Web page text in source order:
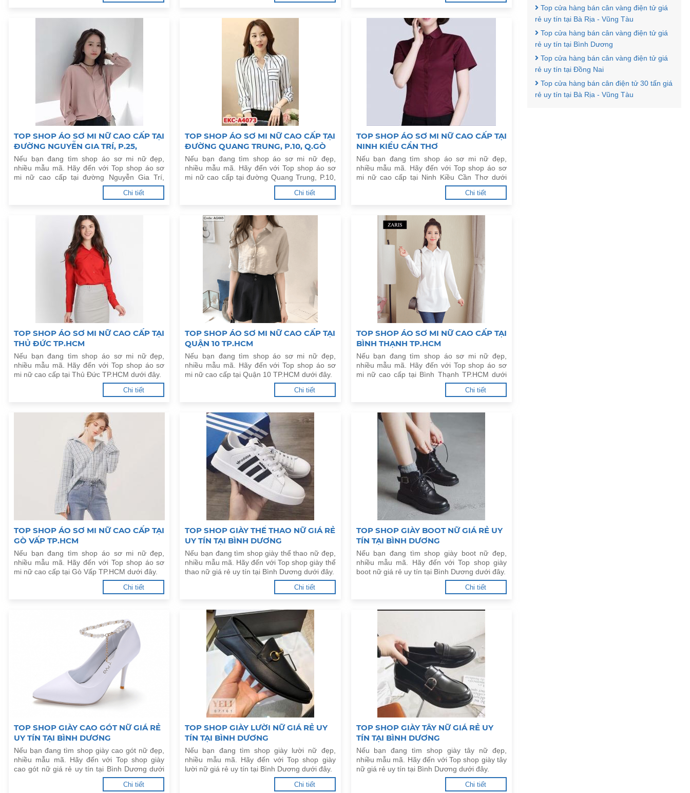
TOP SHOP ÁO SƠ MI NỮ CAO CẤP TẠI
ĐƯỜNG NGUYỄN GIA TRÍ, P.25,
Q.BÌNH THẠNH
Nếu bạn đang tìm shop áo sơ mi nữ đẹp,
nhiều mẫu mã. Hãy đến với Top shop áo sơ
mi nữ cao cấp tại đường Nguyễn Gia Trí,
P.25, Q.Bình Thạnh dưới đây.
Chi tiết
TOP SHOP ÁO SƠ MI NỮ CAO CẤP TẠI
ĐƯỜNG QUANG TRUNG, P.10, Q.GÒ
VẤP
Nếu bạn đang tìm shop áo sơ mi nữ đẹp,
nhiều mẫu mã. Hãy đến với Top shop áo sơ
mi nữ cao cấp tại đường Quang Trung, P.10,
Chi tiết
TOP SHOP ÁO SƠ MI NỮ CAO CẤP TẠI
NINH KIỀU CẦN THƠ
Nếu bạn đang tìm shop áo sơ mi nữ đẹp,
nhiều mẫu mã. Hãy đến với Top shop áo sơ
mi nữ cao cấp tại Ninh Kiều Cần Thơ dưới
Chi tiết
TOP SHOP ÁO SƠ MI NỮ CAO CẤP TẠI
THỦ ĐỨC TP.HCM
Nếu bạn đang tìm shop áo sơ mi nữ đẹp,
nhiều mẫu mã. Hãy đến với Top shop áo sơ
mi nữ cao cấp tại Thủ Đức TP.HCM dưới đây.
Chi tiết
TOP SHOP ÁO SƠ MI NỮ CAO CẤP TẠI
QUẬN 10 TP.HCM
Nếu bạn đang tìm shop áo sơ mi nữ đẹp,
nhiều mẫu mã. Hãy đến với Top shop áo sơ
mi nữ cao cấp tại Quận 10 TP.HCM dưới đây.
Chi tiết
TOP SHOP ÁO SƠ MI NỮ CAO CẤP TẠI
BÌNH THẠNH TP.HCM
Nếu bạn đang tìm shop áo sơ mi nữ đẹp,
nhiều mẫu mã. Hãy đến với Top shop áo sơ
mi nữ cao cấp tại Bình Thạnh TP.HCM dưới
Chi tiết
TOP SHOP ÁO SƠ MI NỮ CAO CẤP TẠI
GÒ VẤP TP.HCM
Nếu bạn đang tìm shop áo sơ mi nữ đẹp,
nhiều mẫu mã. Hãy đến với Top shop áo sơ
mi nữ cao cấp tại Gò Vấp TP.HCM dưới đây.
Chi tiết
TOP SHOP GIÀY THỂ THAO NỮ GIÁ RẺ
UY TÍN TẠI BÌNH DƯƠNG
Nếu bạn đang tìm shop giày thể thao nữ đẹp,
nhiều mẫu mã. Hãy đến với Top shop giày thể
thao nữ giá rẻ uy tín tại Bình Dương dưới đây.
Chi tiết
TOP SHOP GIÀY BOOT NỮ GIÁ RẺ UY
TÍN TẠI BÌNH DƯƠNG
Nếu bạn đang tìm shop giày boot nữ đẹp,
nhiều mẫu mã. Hãy đến với Top shop giày
boot nữ giá rẻ uy tín tại Bình Dương dưới đây.
Chi tiết
TOP SHOP GIÀY CAO GÓT NỮ GIÁ RẺ
UY TÍN TẠI BÌNH DƯƠNG
Nếu bạn đang tìm shop giày cao gót nữ đẹp,
nhiều mẫu mã. Hãy đến với Top shop giày
cao gót nữ giá rẻ uy tín tại Bình Dương dưới
Chi tiết
TOP SHOP GIÀY LƯỜI NỮ GIÁ RẺ UY
TÍN TẠI BÌNH DƯƠNG
Nếu bạn đang tìm shop giày lười nữ đẹp,
nhiều mẫu mã. Hãy đến với Top shop giày
lười nữ giá rẻ uy tín tại Bình Dương dưới đây.
Chi tiết
TOP SHOP GIÀY TÂY NỮ GIÁ RẺ UY
TÍN TẠI BÌNH DƯƠNG
Nếu bạn đang tìm shop giày tây nữ đẹp,
nhiều mẫu mã. Hãy đến với Top shop giày tây
nữ giá rẻ uy tín tại Bình Dương dưới đây.
Chi tiết
Top cửa hàng bán cân vàng điện tử giá
rẻ uy tín tại Bà Rịa - Vũng Tàu
Top cửa hàng bán cân vàng điện tử giá
rẻ uy tín tại Bình Dương
Top cửa hàng bán cân vàng điện tử giá
rẻ uy tín tại Đồng Nai
Top cửa hàng bán cân điện tử 30 tấn giá
rẻ uy tín tại Bà Rịa - Vũng Tàu